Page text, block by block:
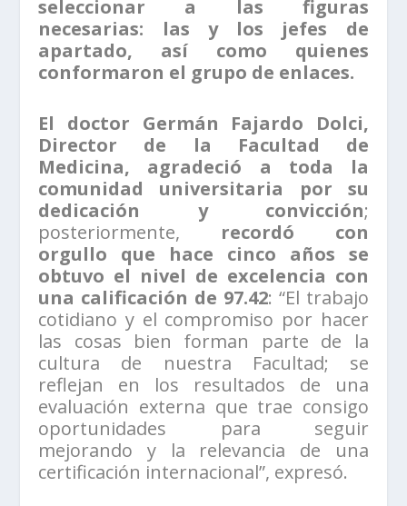
seleccionar a las figuras
necesarias: las y los jefes de
apartado, así como quienes
conformaron el grupo de enlaces.
El doctor Germán Fajardo Dolci,
Director de la Facultad de
Medicina, agradeció a toda la
comunidad universitaria por su
dedicación y convicción;
posteriormente, recordó con
orgullo que hace cinco años se
obtuvo el nivel de excelencia con
una calificación de 97.42: “El trabajo
cotidiano y el compromiso por hacer
las cosas bien forman parte de la
cultura de nuestra Facultad; se
reflejan en los resultados de una
evaluación externa que trae consigo
oportunidades para seguir
mejorando y la relevancia de una
certificación internacional”, expresó.